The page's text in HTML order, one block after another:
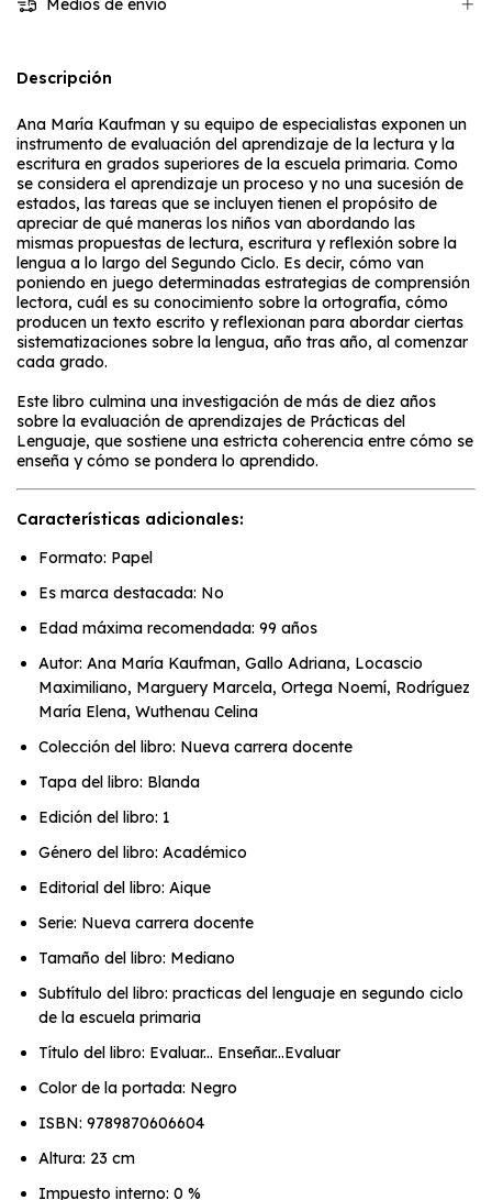
Medios de envío
Descripción
Ana María Kaufman y su equipo de especialistas exponen un
instrumento de evaluación del aprendizaje de la lectura y la
escritura en grados superiores de la escuela primaria. Como
se considera el aprendizaje un proceso y no una sucesión de
estados, las tareas que se incluyen tienen el propósito de
apreciar de qué maneras los niños van abordando las
mismas propuestas de lectura, escritura y reflexión sobre la
lengua a lo largo del Segundo Ciclo. Es decir, cómo van
poniendo en juego determinadas estrategias de comprensión
lectora, cuál es su conocimiento sobre la ortografía, cómo
producen un texto escrito y reflexionan para abordar ciertas
sistematizaciones sobre la lengua, año tras año, al comenzar
cada grado.
Este libro culmina una investigación de más de diez años
sobre la evaluación de aprendizajes de Prácticas del
Lenguaje, que sostiene una estricta coherencia entre cómo se
enseña y cómo se pondera lo aprendido.
Características adicionales:
Formato: Papel
Es marca destacada: No
Edad máxima recomendada: 99 años
Autor: Ana María Kaufman, Gallo Adriana, Locascio
Maximiliano, Marguery Marcela, Ortega Noemí, Rodríguez
María Elena, Wuthenau Celina
Colección del libro: Nueva carrera docente
Tapa del libro: Blanda
Edición del libro: 1
Género del libro: Académico
Editorial del libro: Aique
Serie: Nueva carrera docente
Tamaño del libro: Mediano
Subtítulo del libro: practicas del lenguaje en segundo ciclo
de la escuela primaria
Título del libro: Evaluar... Enseñar...Evaluar
Color de la portada: Negro
ISBN: 9789870606604
Altura: 23 cm
Impuesto interno: 0 %